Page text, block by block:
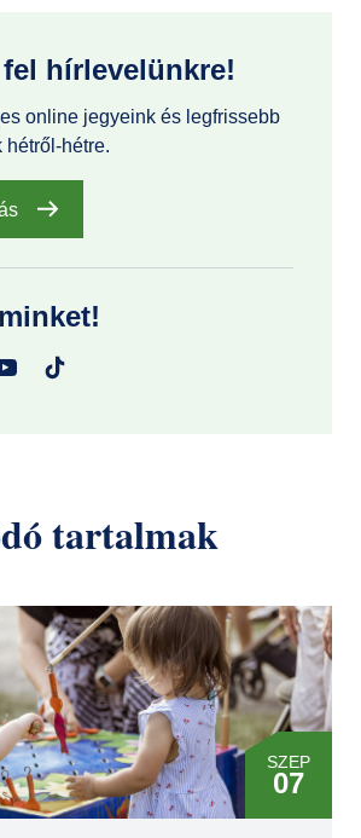
hírlevelünkre!
online jegyeink és legfrissebb
hétről-hétre.
tartalmak
SZEP
07